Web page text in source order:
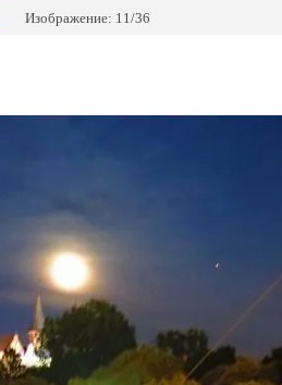
Изображение: 11/36